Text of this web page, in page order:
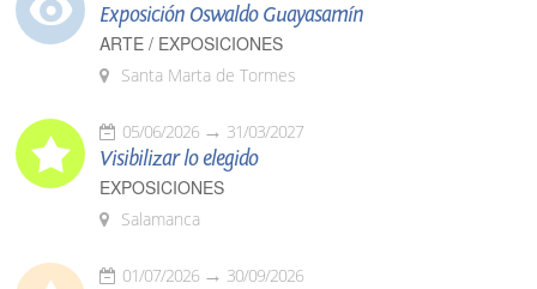
Exposición Oswaldo Guayasamín
ARTE / EXPOSICIONES
Santa Marta de Tormes
05/06/2026 31/03/2027
Visibilizar lo elegido
EXPOSICIONES
Salamanca
01/07/2026 30/09/2026